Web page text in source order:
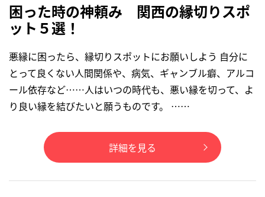
困った時の神頼み 関西の縁切りスポ
ット５選！
悪縁に困ったら、縁切りスポットにお願いしよう 自分に
とって良くない人間関係や、病気、ギャンブル癖、アルコ
ール依存など……人はいつの時代も、悪い縁を切って、よ
り良い縁を結びたいと願うものです。 ……
詳細を見る